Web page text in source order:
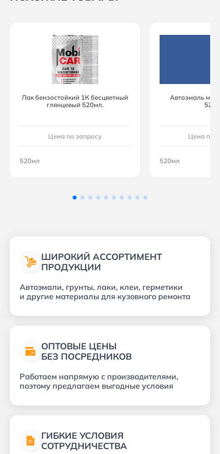
Лак бензостойкий 1К бесцветный
глянцевый 520мл.
Цена по запросу
520мл
Автоэмаль
Цена по
520мл
ШИРОКИЙ АССОРТИМЕНТ
ПРОДУКЦИИ
Автоэмали, грунты, лаки, клеи, герметики
и другие материалы для кузовного ремонта
ОПТОВЫЕ ЦЕНЫ
БЕЗ ПОСРЕДНИКОВ
Работаем напрямую с производителями,
поэтому предлагаем выгодные условия
ГИБКИЕ УСЛОВИЯ
СОТРУДНИЧЕСТВА